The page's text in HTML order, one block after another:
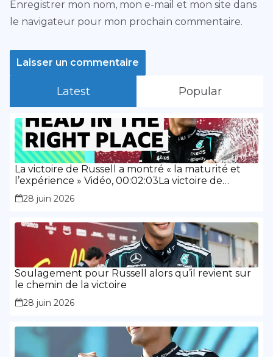
Enregistrer mon nom, mon e-mail et mon site dans
le navigateur pour mon prochain commentaire.
Latest Popular
La victoire de Russell a montré « la maturité et
l’expérience » Vidéo, 00:02:03La victoire de
Russell a montré « la maturité et l’expérience »
28 juin 2026
Soulagement pour Russell alors qu’il revient sur
le chemin de la victoire
28 juin 2026